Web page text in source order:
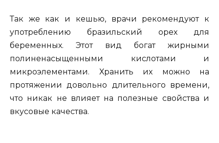
Так же как и кешью, врачи рекомендуют к
употреблению бразильский орех для
беременных. Этот вид богат жирными
полиненасыщенными кислотами и
микроэлементами. Хранить их можно на
протяжении довольно длительного времени,
что никак не влияет на полезные свойства и
вкусовые качества.